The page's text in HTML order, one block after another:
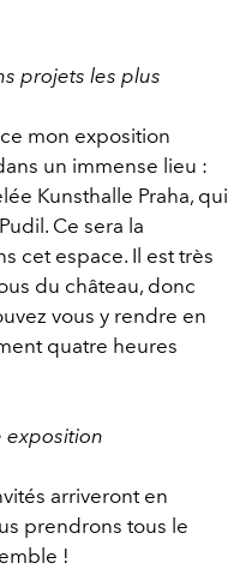
projets les plus
mon exposition
un immense lieu :
Kunsthalle Praha, qui
Ce sera la
cet espace. Il est très
du château, donc
vous y rendre en
quatre heures
exposition
arriveront en
prendrons tous le
!